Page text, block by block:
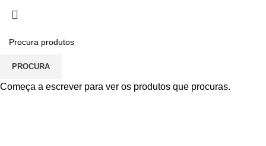
EDUCATIVO - 912 092 520 | GERAL - 911 997 434
(CHAMADA PARA REDE MÓVEL NACIONAL)
PROCURA
Começa a escrever para ver os produtos que procuras.